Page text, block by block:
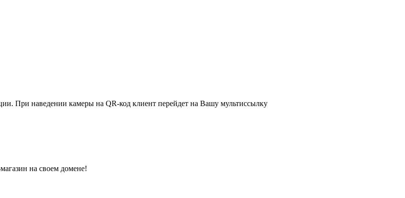
При наведении камеры на QR-код клиент перейдет на Вашу мультиссылку
на своем домене!